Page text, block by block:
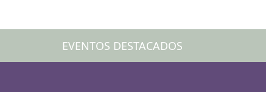
EVENTOS DESTACADOS